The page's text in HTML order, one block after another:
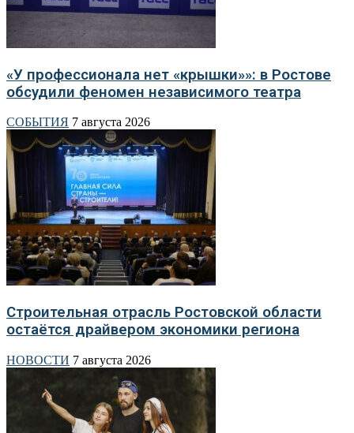
«У профессионала нет «крышки»»: в Ростове
обсудили феномен независимого театра
СОБЫТИЯ 7 августа 2026
Строительная отрасль Ростовской области
остаётся драйвером экономики региона
НОВОСТИ 7 августа 2026